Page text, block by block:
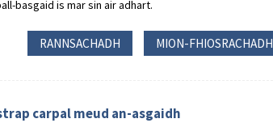
basgaid is mar sin air adhart.
RANNSACHADH MION-FHIOSRACHADH
carpal meud an-asgaidh